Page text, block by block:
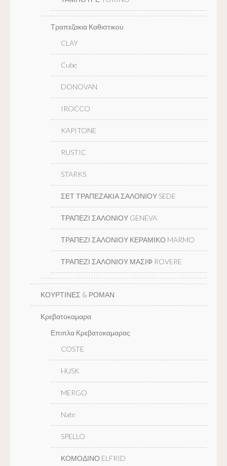
Τραπεζακια Καθιστικου
CLAY
Cube
DONOVAN
IROCCO
KAPITONE
RUSTIC
STARKS
ΣΕΤ ΤΡΑΠΕΖΑΚΙΑ ΣΑΛΟΝΙΟΥ SEDE
ΤΡΑΠΕΖΙ ΣΑΛΟΝΙΟΥ GENEVA
ΤΡΑΠΕΖΙ ΣΑΛΟΝΙΟΥ ΚΕΡΑΜΙΚΟ MARMO
ΤΡΑΠΕΖΙ ΣΑΛΟΝΙΟΥ ΜΑΣΙΦ ROVERE
ΚΟΥΡΤΙΝΕΣ & ΡΟΜΑΝ
Κρεβατοκαμαρα
Επιπλα Κρεβατοκαμαρας
COSTE
HUSK
MERGO
Nate
SPELLO
ΚΟΜΟΔΙΝΟ ELFRID